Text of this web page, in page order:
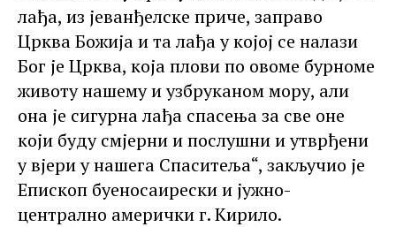
лађа, из јеванђелске приче, заправо
Црква Божија и та лађа у којој се налази
Бог је Црква, која плови по овоме бурноме
животу нашему и узбруканом мору, али
она је сигурна лађа спасења за све оне
који буду смјерни и послушни и утврђени
у вјери у нашега Спаситеља“, закључио је
Епископ буеносаирески и јужно-
централно амерички г. Кирило.